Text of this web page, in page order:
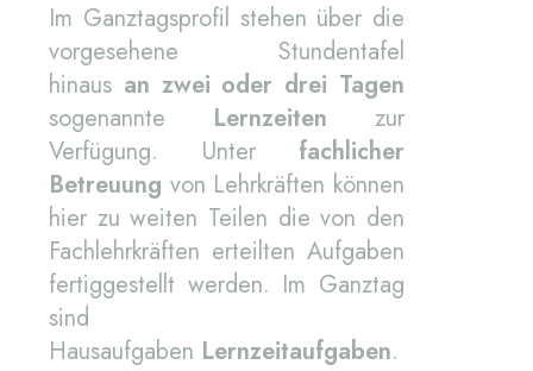
Im Ganztagsprofil stehen über die
vorgesehene Stundentafel
hinaus an zwei oder drei Tagen
sogenannte Lernzeiten zur
Verfügung. Unter fachlicher
Betreuung von Lehrkräften können
hier zu weiten Teilen die von den
Fachlehrkräften erteilten Aufgaben
fertiggestellt werden. Im Ganztag
sind
Hausaufgaben Lernzeitaufgaben.